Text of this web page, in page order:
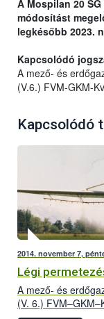
A Mospilan 20
módosítást
legkésőbb 2023.
Kapcsolódó
A mező- és
(V.6.) FVM-GKM-
Kapcsolódó
2014. november 7,
Légi
A mező- és
(V. 6.)